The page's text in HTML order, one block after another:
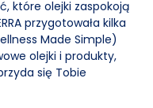
które olejki zaspokoją
przygotowała kilka
Made Simple)
olejki i produkty,
się Tobie